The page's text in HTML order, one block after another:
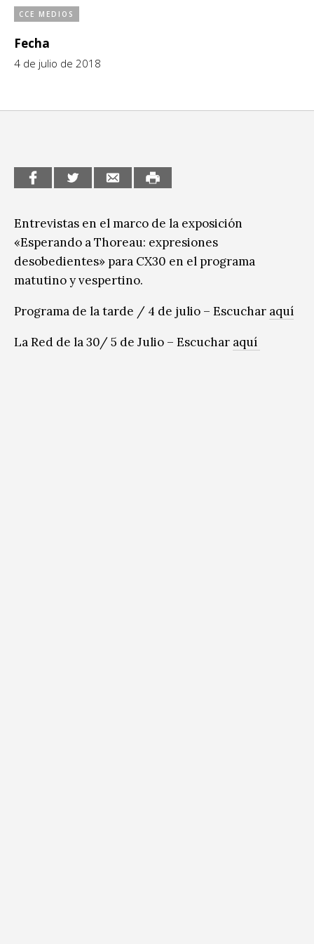
CCE en el interior/libros
Espacio itinerante de lectura infantil
Exposiciones
Formación
Infantil y Juvenil
Medio Ambiente
Sin categoría
CCE MEDIOS
Fecha
4 de julio de 2018
Entrevistas en el marco de la exposición
«Esperando a Thoreau: expresiones
desobedientes» para CX30 en el programa
matutino y vespertino.
Programa de la tarde / 4 de julio – Escuchar aquí
La Red de la 30/ 5 de Julio – Escuchar aquí